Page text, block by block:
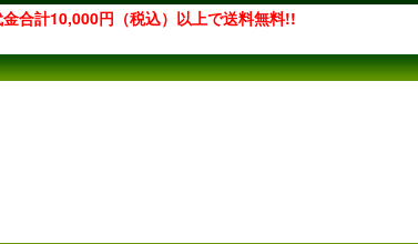
合計10,000円（税込）以上で送料無料!!